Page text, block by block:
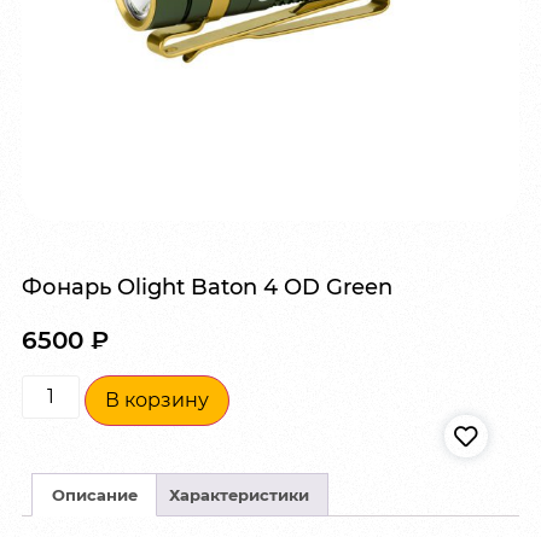
Фонарь Olight Baton 4 OD Green
6500 ₽
В корзину
Описание Характеристики